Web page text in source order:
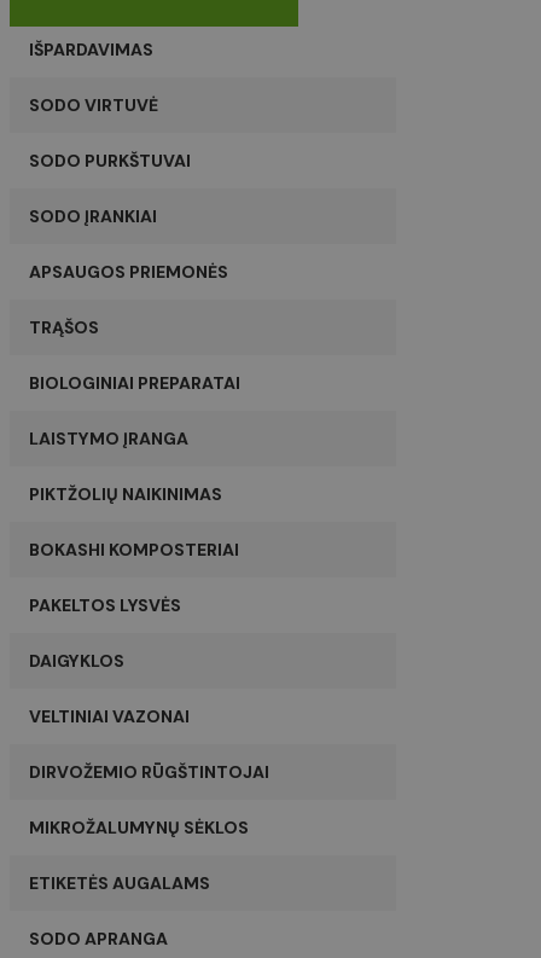
IŠPARDAVIMAS
SODO VIRTUVĖ
SODO PURKŠTUVAI
SODO ĮRANKIAI
APSAUGOS PRIEMONĖS
TRĄŠOS
BIOLOGINIAI PREPARATAI
LAISTYMO ĮRANGA
PIKTŽOLIŲ NAIKINIMAS
BOKASHI KOMPOSTERIAI
PAKELTOS LYSVĖS
DAIGYKLOS
VELTINIAI VAZONAI
DIRVOŽEMIO RŪGŠTINTOJAI
MIKROŽALUMYNŲ SĖKLOS
ETIKETĖS AUGALAMS
SODO APRANGA